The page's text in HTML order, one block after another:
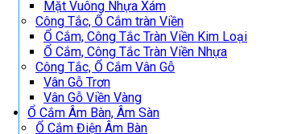
Mặt Vuông Nhựa Xám
Công Tắc, Ổ Cắm tràn Viền
Ổ Cắm, Công Tắc Tràn Viền Kim Loại
Ổ Cắm, Công Tắc Tràn Viền Nhựa
Công Tắc, Ổ Cắm Vân Gỗ
Vân Gỗ Trơn
Vân Gỗ Viền Vàng
Ổ Cắm Âm Bàn, Âm Sàn
Ổ Cắm Điện Âm Bàn